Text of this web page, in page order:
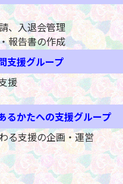
、入退会管理
報告書の作成
支援グループ
援
るかたへの支援グループ
る支援の企画・運営